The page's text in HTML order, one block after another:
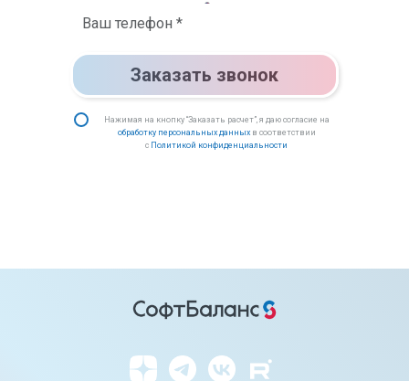
Заказать звонок
Нажимая на кнопку “Заказать расчет”, я даю согласие на
обработку персональных данныхв соответствии
с Политикой конфиденциальности